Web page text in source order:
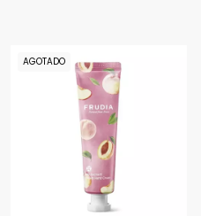
AGOTADO